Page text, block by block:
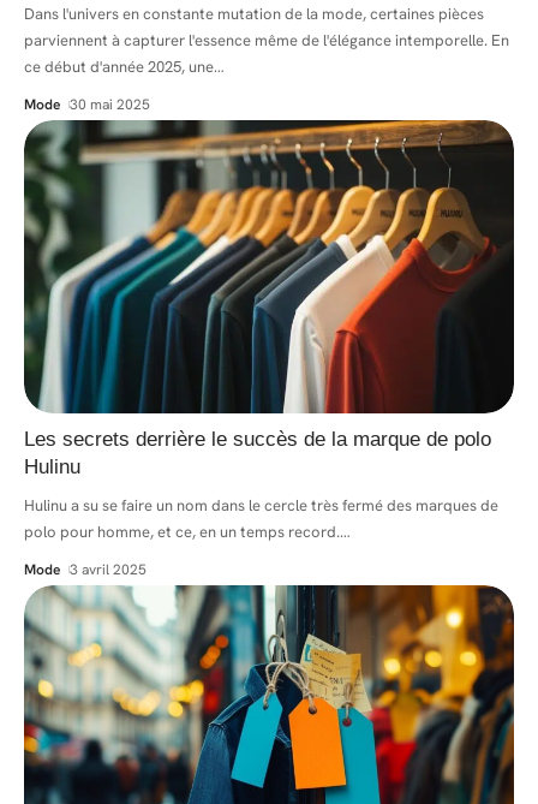
Dans l'univers en constante mutation de la mode, certaines pièces
parviennent à capturer l'essence même de l'élégance intemporelle. En
ce début d'année 2025, une…
Mode 30 mai 2025
Les secrets derrière le succès de la marque de polo
Hulinu
Hulinu a su se faire un nom dans le cercle très fermé des marques de
polo pour homme, et ce, en un temps record.…
Mode 3 avril 2025